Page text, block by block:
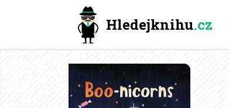
Hledejknihu.cz